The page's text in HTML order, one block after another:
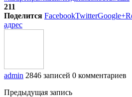
211
Поделится FacebookTwitterGoogle+
адрес
admin 2846 записей 0 комментариев
Предыдущая запись